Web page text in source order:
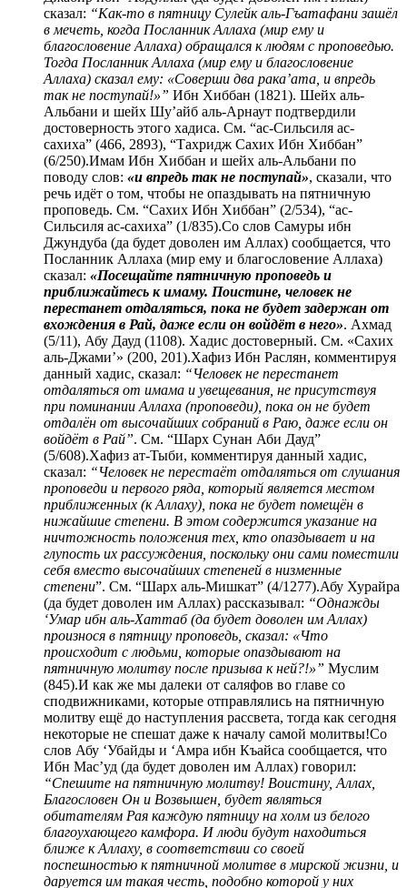
сказал: “Как-то в пятницу Сулейк аль-Гъатафани зашёл
в мечеть, когда Посланник Аллаха (мир ему и
благословение Аллаха) обращался к людям с проповедью.
Тогда Посланник Аллаха (мир ему и благословение
Аллаха) сказал ему: «Соверши два рака’ата, и впредь
так не поступай!»” Ибн Хиббан (1821). Шейх аль-
Альбани и шейх Шу’айб аль-Арнаут подтвердили
достоверность этого хадиса. См. “ас-Сильсиля ас-
сахиха” (466, 2893), “Тахридж Сахих Ибн Хиббан”
(6/250).Имам Ибн Хиббан и шейх аль-Альбани по
поводу слов: «и впредь так не поступай», сказали, что
речь идёт о том, чтобы не опаздывать на пятничную
проповедь. См. “Сахих Ибн Хиббан” (2/534), “ас-
Сильсиля ас-сахиха” (1/835).Со слов Самуры ибн
Джундуба (да будет доволен им Аллах) сообщается, что
Посланник Аллаха (мир ему и благословение Аллаха)
сказал: «Посещайте пятничную проповедь и
приближайтесь к имаму. Поистине, человек не
перестанет отдаляться, пока не будет задержан от
вхождения в Рай, даже если он войдёт в него». Ахмад
(5/11), Абу Дауд (1108). Хадис достоверный. См. «Сахих
аль-Джами’» (200, 201).Хафиз Ибн Раслян, комментируя
данный хадис, сказал: “Человек не перестанет
отдаляться от имама и увещевания, не присутствуя
при поминании Аллаха (проповеди), пока он не будет
отдалён от высочайших собраний в Раю, даже если он
войдёт в Рай”. См. “Шарх Сунан Аби Дауд”
(5/608).Хафиз ат-Тыби, комментируя данный хадис,
сказал: “Человек не перестаёт отдаляться от слушания
проповеди и первого ряда, который является местом
приближенных (к Аллаху), пока не будет помещён в
нижайшие степени. В этом содержится указание на
ничтожность положения тех, кто опаздывает и на
глупость их рассуждения, поскольку они сами поместили
себя вместо высочайших степеней в низменные
степени”. См. “Шарх аль-Мишкат” (4/1277).Абу Хурайра
(да будет доволен им Аллах) рассказывал: “Однажды
‘Умар ибн аль-Хаттаб (да будет доволен им Аллах)
произнося в пятницу проповедь, сказал: «Что
происходит с людьми, которые опаздывают на
пятничную молитву после призыва к ней?!»” Муслим
(845).И как же мы далеки от саляфов во главе со
сподвижниками, которые отправлялись на пятничную
молитву ещё до наступления рассвета, тогда как сегодня
некоторые не спешат даже к началу самой молитвы!Со
слов Абу ‘Убайды и ‘Амра ибн Къайса сообщается, что
Ибн Мас’уд (да будет доволен им Аллах) говорил:
“Спешите на пятничную молитву! Воистину, Аллах,
Благословен Он и Возвышен, будет являться
обитателям Рая каждую пятницу на холм из белого
благоухающего камфора. И люди будут находиться
ближе к Аллаху, в соответствии со своей
поспешностью к пятничной молитве в мирской жизни, и
даруется им такая честь, подобно которой у них